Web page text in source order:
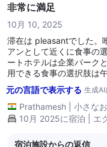
One North MRT
We sincerely thank
privilege of hosting
serviced residence,
welcoming you back
stays at our serviced residence. – We
and we wish all of you well. -----
非常に満足
10月 10, 2025
滞在は pleasantでした。
アンとして近くに食事の
ートホテルは企業パーク
用できる食事の選択肢は
元の言語で表示する 生成AI
Prathamesh 小さな
10月 2025に宿泊 | エ
宿泊施設からの返信